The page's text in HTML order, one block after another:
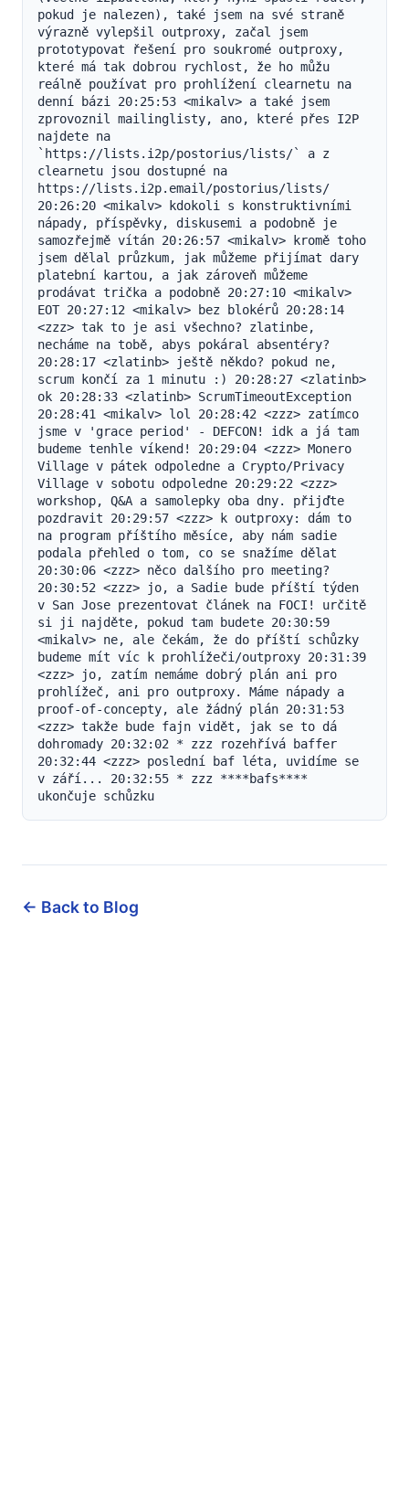
pokud je nalezen), také jsem na své straně
výrazně vylepšil outproxy, začal jsem
prototypovat řešení pro soukromé outproxy,
které má tak dobrou rychlost, že ho můžu
reálně používat pro prohlížení clearnetu na
denní bázi 20:25:53 <mikalv> a také jsem
zprovoznil mailinglisty, ano, které přes I2P
najdete na
`https://lists.i2p/postorius/lists/` a z
clearnetu jsou dostupné na
https://lists.i2p.email/postorius/lists/
20:26:20 <mikalv> kdokoli s konstruktivními
nápady, příspěvky, diskusemi a podobně je
samozřejmě vítán 20:26:57 <mikalv> kromě toho
jsem dělal průzkum, jak můžeme přijímat dary
platební kartou, a jak zároveň můžeme
prodávat trička a podobně 20:27:10 <mikalv>
EOT 20:27:12 <mikalv> bez blokérů 20:28:14
<zzz> tak to je asi všechno? zlatinbe,
necháme na tobě, abys pokáral absentéry?
20:28:17 <zlatinb> ještě někdo? pokud ne,
scrum končí za 1 minutu :) 20:28:27 <zlatinb>
ok 20:28:33 <zlatinb> ScrumTimeoutException
20:28:41 <mikalv> lol 20:28:42 <zzz> zatímco
jsme v 'grace period' - DEFCON! idk a já tam
budeme tenhle víkend! 20:29:04 <zzz> Monero
Village v pátek odpoledne a Crypto/Privacy
Village v sobotu odpoledne 20:29:22 <zzz>
workshop, Q&A a samolepky oba dny. přijďte
pozdravit 20:29:57 <zzz> k outproxy: dám to
na program příštího měsíce, aby nám sadie
podala přehled o tom, co se snažíme dělat
20:30:06 <zzz> něco dalšího pro meeting?
20:30:52 <zzz> jo, a Sadie bude příští týden
v San Jose prezentovat článek na FOCI! určitě
si ji najděte, pokud tam budete 20:30:59
<mikalv> ne, ale čekám, že do příští schůzky
budeme mít víc k prohlížeči/outproxy 20:31:39
<zzz> jo, zatím nemáme dobrý plán ani pro
prohlížeč, ani pro outproxy. Máme nápady a
proof-of-concepty, ale žádný plán 20:31:53
<zzz> takže bude fajn vidět, jak se to dá
dohromady 20:32:02 * zzz rozehřívá baffer
20:32:44 <zzz> poslední baf léta, uvidíme se
v září... 20:32:55 * zzz ****bafs****
ukončuje schůzku
← Back to Blog